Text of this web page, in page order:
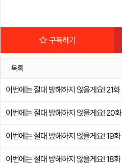
게 살아가겠어…!!하지만 그
구독하기
목록
이번에는 절대 방해하지 않을게요! 21화
이번에는 절대 방해하지 않을게요! 20화
이번에는 절대 방해하지 않을게요! 19화
이번에는 절대 방해하지 않을게요! 18화